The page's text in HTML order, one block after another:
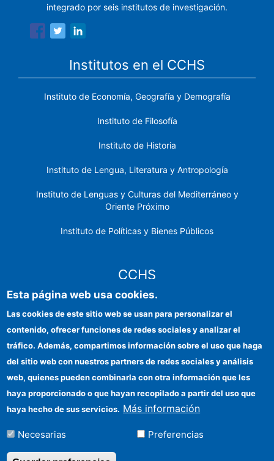
integrado por seis institutos de investigación.
Institutos en el CCHS
Instituto de Economía, Geografía y Demografía
Instituto de Filosofía
Instituto de Historia
Instituto de Lengua, Literatura y Antropología
Instituto de Lenguas y Culturas del Mediterráneo y
Oriente Próximo
Instituto de Políticas y Bienes Públicos
CCHS
Identidad institucional
Ayudas FEDER
Organismos financiadores
Contacto
Cómo llegar
Esta página web usa cookies.
Las cookies de este sitio web se usan para personalizar el
contenido, ofrecer funciones de redes sociales y analizar el
tráfico. Además, compartimos información sobre el uso que haga
del sitio web con nuestros partners de redes sociales y análisis
web, quienes pueden combinarla con otra información que les
haya proporcionado o que hayan recopilado a partir del uso que
haya hecho de sus servicios. Más información
Necesarias Preferencias